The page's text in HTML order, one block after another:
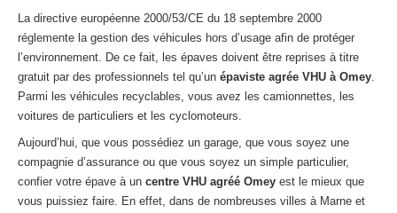
La directive européenne 2000/53/CE du 18 septembre 2000
réglemente la gestion des véhicules hors d’usage afin de protéger
l’environnement. De ce fait, les épaves doivent être reprises à titre
gratuit par des professionnels tel qu’un épaviste agrée VHU à Omey.
Parmi les véhicules recyclables, vous avez les camionnettes, les
voitures de particuliers et les cyclomoteurs.
Aujourd’hui, que vous possédiez un garage, que vous soyez une
compagnie d’assurance ou que vous soyez un simple particulier,
confier votre épave à un centre VHU agréé Omey est le mieux que
vous puissiez faire. En effet, dans de nombreuses villes à Marne et